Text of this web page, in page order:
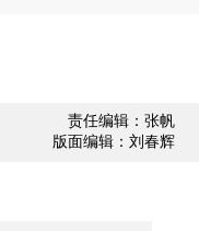
责任编辑：张帆
版面编辑：刘春辉